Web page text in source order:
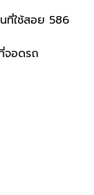
ที่ใช้สอย 586
อดรถ